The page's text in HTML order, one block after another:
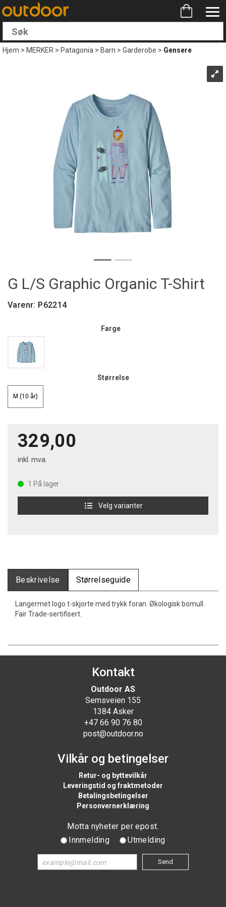
Hjem>MERKER>Patagonia>Barn>Garderobe>Gensere
G L/S Graphic Organic T-Shirt
Varenr: P62214
Farge
Størrelse
M (10 år)
329,00
inkl. mva.
1 På lager
Velg varianter
Beskrivelse Størrelseguide
Langermet logo t-skjorte med trykk foran. Økologisk bomull.
Fair Trade-sertifisert.
Kontakt
Outdoor AS
Semsveien 155
1384 Asker
+47 66 90 76 80
post@outdoor.no
Vilkår og betingelser
Retur- og byttevilkår
Leveringstid og fraktmetoder
Betalingsbetingelser
Personvernerklæring
Motta nyheter per epost.
Innmelding
Utmelding